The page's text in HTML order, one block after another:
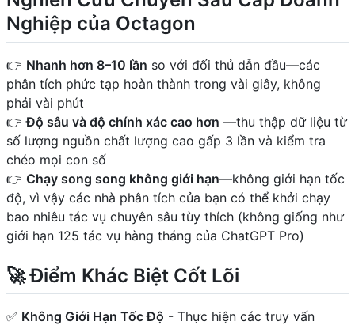
Nghiệp của Octagon
👉 Nhanh hơn 8–10 lần so với đối thủ dẫn đầu—các
phân tích phức tạp hoàn thành trong vài giây, không
phải vài phút
👉Độ sâu và độ chính xác cao hơn —thu thập dữ liệu từ
số lượng nguồn chất lượng cao gấp 3 lần và kiểm tra
chéo mọi con số
👉 Chạy song song không giới hạn—không giới hạn tốc
độ, vì vậy các nhà phân tích của bạn có thể khởi chạy
bao nhiêu tác vụ chuyên sâu tùy thích (không giống như
giới hạn 125 tác vụ hàng tháng của ChatGPT Pro)
🚀 Điểm Khác Biệt Cốt Lõi
✅ Không Giới Hạn Tốc Độ - Thực hiện các truy vấn